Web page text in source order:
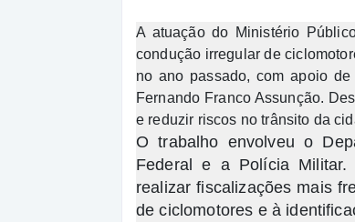
A atuação do Ministério
condução irregular de
no ano passado, com apoio
Fernando Franco Assunção.
e reduzir riscos no trânsito da
O trabalho envolveu o
Federal e a Polícia Militar.
realizar fiscalizações mais
de ciclomotores e à